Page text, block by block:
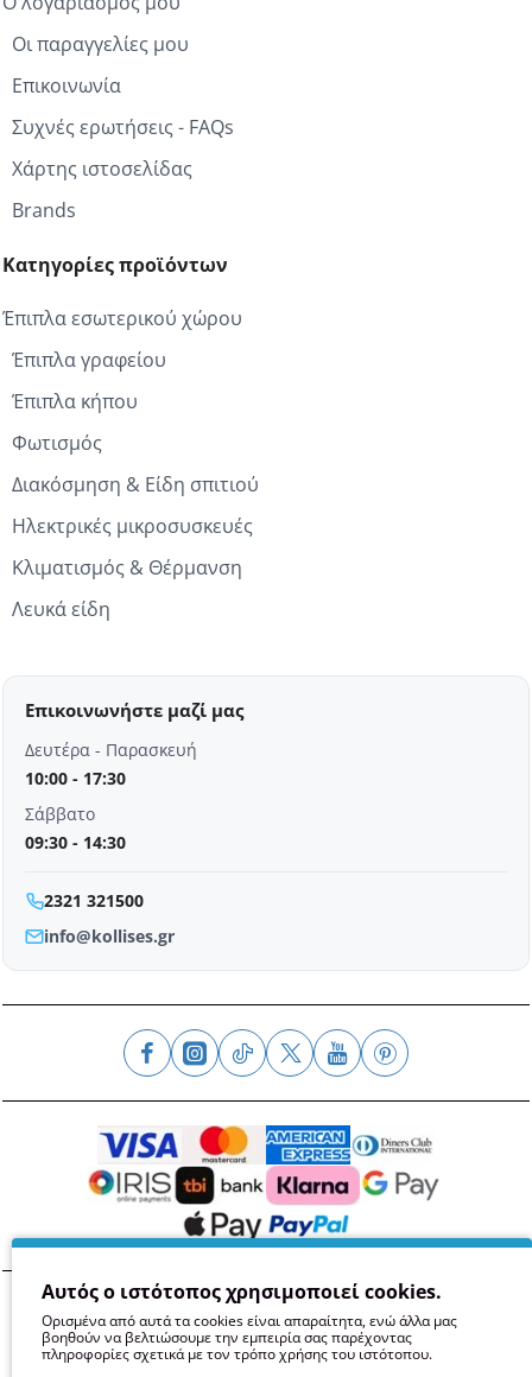
Οι παραγγελίες μου
Επικοινωνία
Συχνές ερωτήσεις - FAQs
Χάρτης ιστοσελίδας
Brands
Κατηγορίες προϊόντων
Έπιπλα εσωτερικού χώρου
Έπιπλα γραφείου
Έπιπλα κήπου
Φωτισμός
Διακόσμηση & Είδη σπιτιού
Ηλεκτρικές μικροσυσκευές
Κλιματισμός & Θέρμανση
Λευκά είδη
Επικοινωνήστε μαζί μας
Δευτέρα - Παρασκευή
10:00 - 17:30
Σάββατο
09:30 - 14:30
2321 321500
info@kollises.gr
ΌροιΑπόρρητοΑσφάλειαGDPR Cookies
Αυτός ο ιστότοπος χρησιμοποιεί cookies.
Ορισμένα από αυτά τα cookies είναι απαραίτητα, ενώ άλλα μας
βοηθούν να βελτιώσουμε την εμπειρία σας παρέχοντας
πληροφορίες σχετικά με τον τρόπο χρήσης του ιστότοπου.